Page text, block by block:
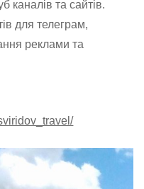
каналів та сайтів.
для телеграм,
реклами та